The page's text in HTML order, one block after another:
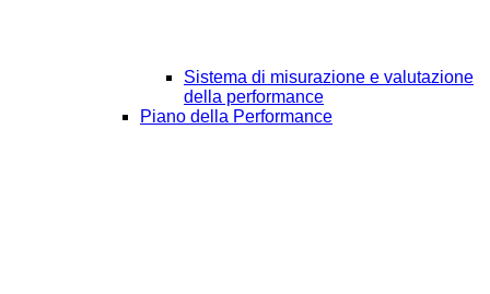
Sistema di misurazione e valutazione
della performance
Piano della Performance